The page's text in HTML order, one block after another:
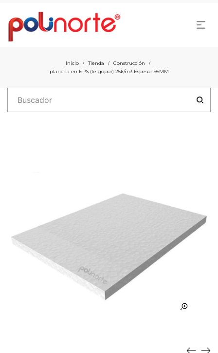
Inicio / Tienda / Construcción /
plancha en EPS (telgopor) 25k/m3 Espesor 95MM